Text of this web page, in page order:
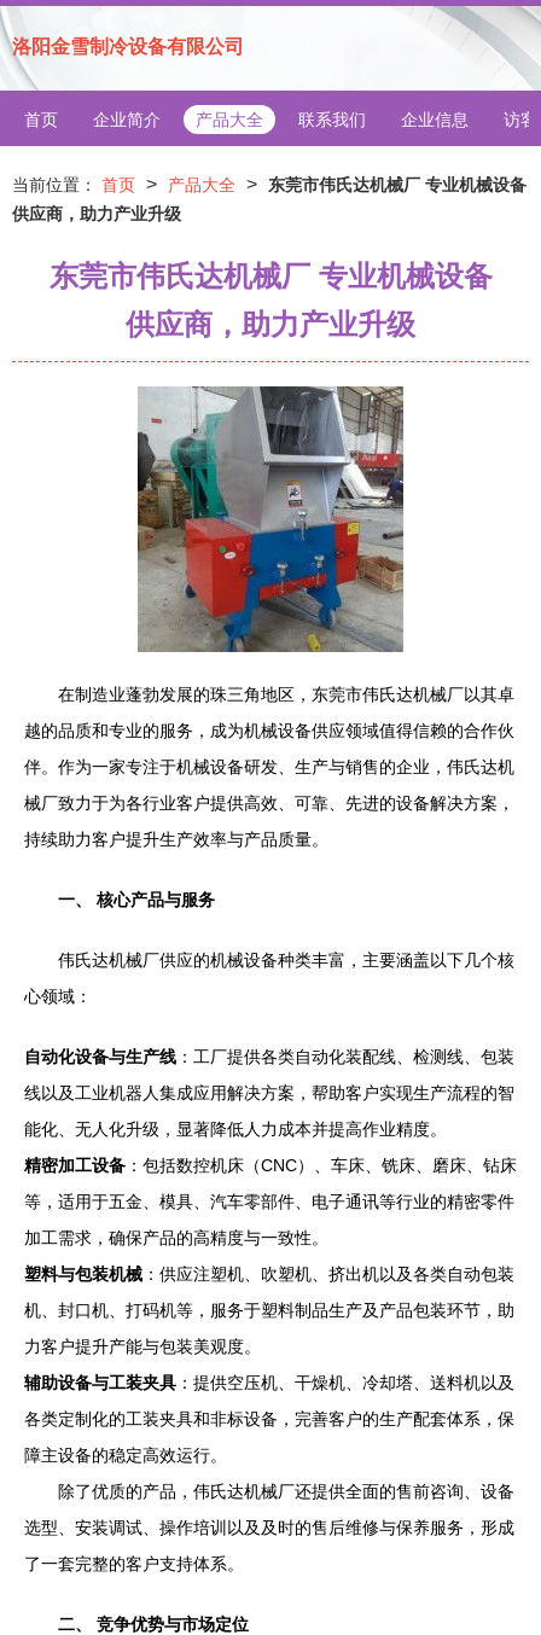
洛阳金雪制冷设备有限公司
首页 企业简介 产品大全 联系我们 企业信息 访客
当前位置： 首页 > 产品大全 >
东莞市伟氏达机械厂 专业机械设备
供应商，助力产业升级
东莞市伟氏达机械厂 专业机械设备
供应商，助力产业升级
在制造业蓬勃发展的珠三角地区，东莞市伟氏达机械厂以其卓
越的品质和专业的服务，成为机械设备供应领域值得信赖的合作伙
伴。作为一家专注于机械设备研发、生产与销售的企业，伟氏达机
械厂致力于为各行业客户提供高效、可靠、先进的设备解决方案，
持续助力客户提升生产效率与产品质量。
一、 核心产品与服务
伟氏达机械厂供应的机械设备种类丰富，主要涵盖以下几个核
心领域：
自动化设备与生产线 ：工厂提供各类自动化装配线、检测线、包装
线以及工业机器人集成应用解决方案，帮助客户实现生产流程的智
能化、无人化升级，显著降低人力成本并提高作业精度。
精密加工设备 ：包括数控机床（CNC）、车床、铣床、磨床、钻床
等，适用于五金、模具、汽车零部件、电子通讯等行业的精密零件
加工需求，确保产品的高精度与一致性。
塑料与包装机械 ：供应注塑机、吹塑机、挤出机以及各类自动包装
机、封口机、打码机等，服务于塑料制品生产及产品包装环节，助
力客户提升产能与包装美观度。
辅助设备与工装夹具 ：提供空压机、干燥机、冷却塔、送料机以及
各类定制化的工装夹具和非标设备，完善客户的生产配套体系，保
障主设备的稳定高效运行。
除了优质的产品，伟氏达机械厂还提供全面的售前咨询、设备
选型、安装调试、操作培训以及及时的售后维修与保养服务，形成
了一套完整的客户支持体系。
二、 竞争优势与市场定位